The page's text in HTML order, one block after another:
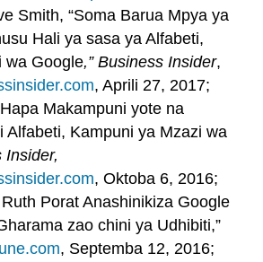
Smith, “Soma Barua Mpya ya
Hali ya sasa ya Alfabeti,
wa Google,” Business Insider,
, Aprili 27, 2017;
Makampuni yote na
Alfabeti, Kampuni ya Mzazi wa
Insider,
, Oktoba 6, 2016;
Porat Anashinikiza Google
zao chini ya Udhibiti,”
, Septemba 12, 2016;